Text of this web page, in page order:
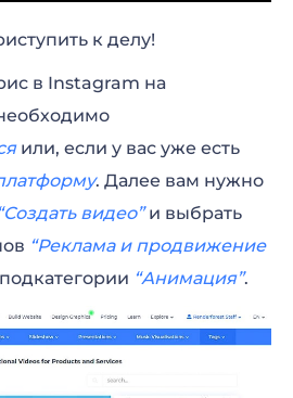
к делу!
в Instagram на
или, если у вас уже есть
. Далее вам нужно
“Создать видео”и выбрать
“Реклама и продвижение
“Анимация”.